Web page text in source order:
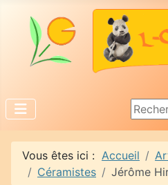
Vous êtes ici : Accueil
Céramistes
Jérôme